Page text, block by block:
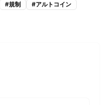
#規制 #アルトコイン